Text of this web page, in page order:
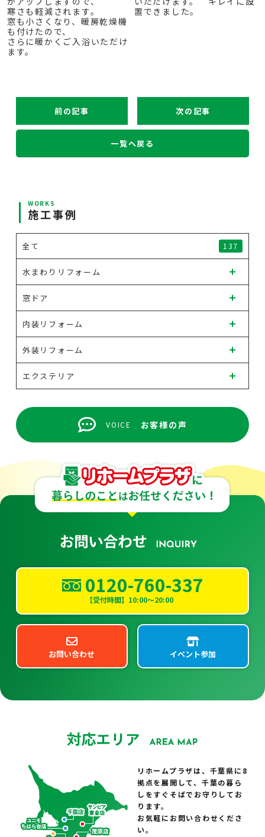
寒さも軽減されます。
窓も小さくなり、暖房乾燥機
も付けたので、
さらに暖かくご入浴いただけ
ます。
置できました。
前の記事 次の記事
一覧へ戻る
WORKS
施工事例
全て 137
水まわりリフォーム
窓ドア
内装リフォーム
外装リフォーム
エクステリア
VOICE お客様の声
0120-760-337
【受付時間】10:00～20:00
お問い合わせ イベント参加
リホームプラザは、千葉県に8
拠点を展開して、千葉の暮ら
しをすぐそばでお守りしてお
ります。
お気軽にお問い合わせくださ
い。